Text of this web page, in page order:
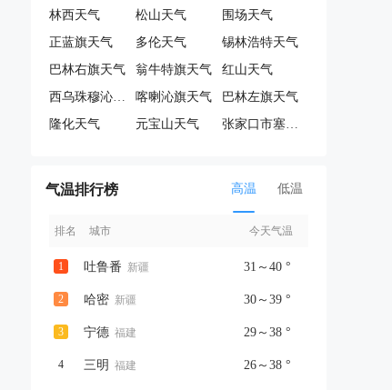
林西天气 松山天气
围场天气
正蓝旗天气
多伦天气
锡林浩特天气
巴林右旗天气
翁牛特旗天气
红山天气
西乌珠穆沁旗天气
喀喇沁旗天气
巴林左旗天气
隆化天气
元宝山天气 张家口市塞北管理区天气
气温排行榜 高温 低温
排名 城市 今天气温
1 吐鲁番 新疆 31～40 °
2 哈密 新疆 30～39 °
3 宁德 福建 29～38 °
4 三明 福建 26～38 °